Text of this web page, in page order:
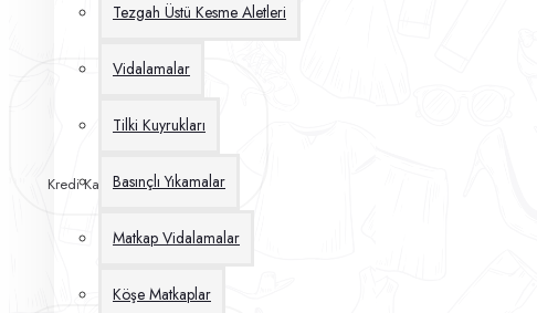
Tezgah Üstü Kesme Aletleri
Vidalamalar
Tilki Kuyrukları
Basınçlı Yıkamalar
Matkap Vidalamalar
Köşe Matkaplar
Kredi Kartına 12 Taksit İmkanı